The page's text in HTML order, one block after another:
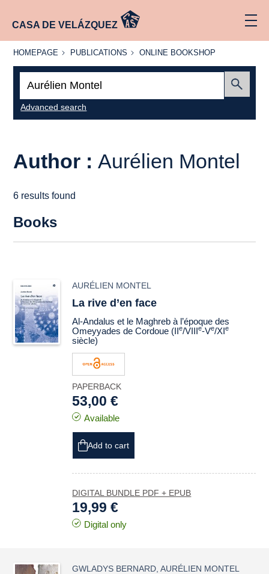
CASA DE VELÁZQUEZ
HOMEPAGE
HOMEPAGE PUBLICATIONS
PUBLICATIONS
ONLINE
ONLINE BOOKSHOP
Advanced search
Author : Aurélien Montel
6 results found
Books
AURÉLIEN MONTEL
La rive d’en face
Al-Andalus et le Maghreb à l’époque des
Omeyyades de Cordoue (IIe/VIIIe-Ve/XIe
siècle)
PAPERBACK
53,00 €
Available
Add to cart
DIGITAL BUNDLE PDF + EPUB
19,99 €
Digital only
GWLADYS BERNARD ,AURÉLIEN MONTEL